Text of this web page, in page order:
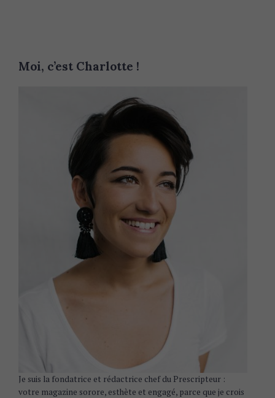
Moi, c’est Charlotte !
Je suis la fondatrice et rédactrice chef du Prescripteur :
votre magazine sorore, esthète et engagé, parce que je crois